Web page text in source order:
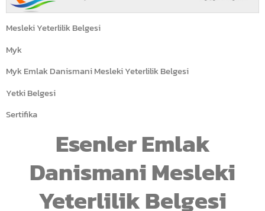
Mesleki Yeterlilik Belgesi
Myk
Myk Emlak Danismani Mesleki Yeterlilik Belgesi
Yetki Belgesi
Sertifika
Esenler Emlak
Danismani Mesleki
Yeterlilik Belgesi